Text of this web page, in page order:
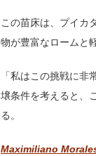
この苗床は、プイカ
物が豊富なロームと
「私はこの挑戦に
壌条件を考えると、
る。
Maximiliano